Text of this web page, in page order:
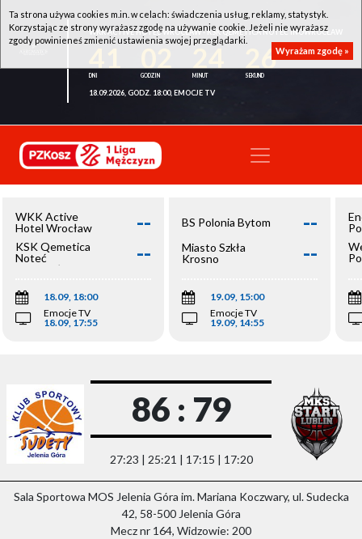
WKK ACTIVE HOTEL WROCŁAW - KSK QEMETICA NOTEĆ INOWROCŁAW
26
18.09.2026, GODZ. 18:00, EMOCJE TV
WKK Active
Hotel Wrocław
--
KSK Qemetica
Noteć
Inowrocław
--
18.09, 18:00
Emocje TV
18.09, 17:55
BS Polonia Bytom --
Miasto Szkła
Krosno
--
19.09, 15:00
Emocje TV
19.09, 14:55
86 : 79
27:23 | 25:21 | 17:15 | 17:20
Sala Sportowa MOS Jelenia Góra im. Mariana Koczwary, ul. Sudecka
42, 58-500 Jelenia Góra
Mecz nr 164, Widzowie: 200
Ta strona używa cookies m.in. w celach: świadczenia usług, reklamy, statystyk.
Korzystając ze strony wyrażasz zgodę na używanie cookie. Jeżeli nie wyrażasz
zgody powinieneś zmienić ustawienia swojej przeglądarki.
Wyrażam zgodę »